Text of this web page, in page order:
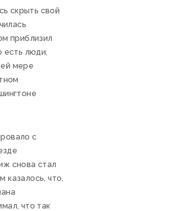
скрыть свой
приблизил
есть люди,
мере
с
снова стал
казалось, что,
что так